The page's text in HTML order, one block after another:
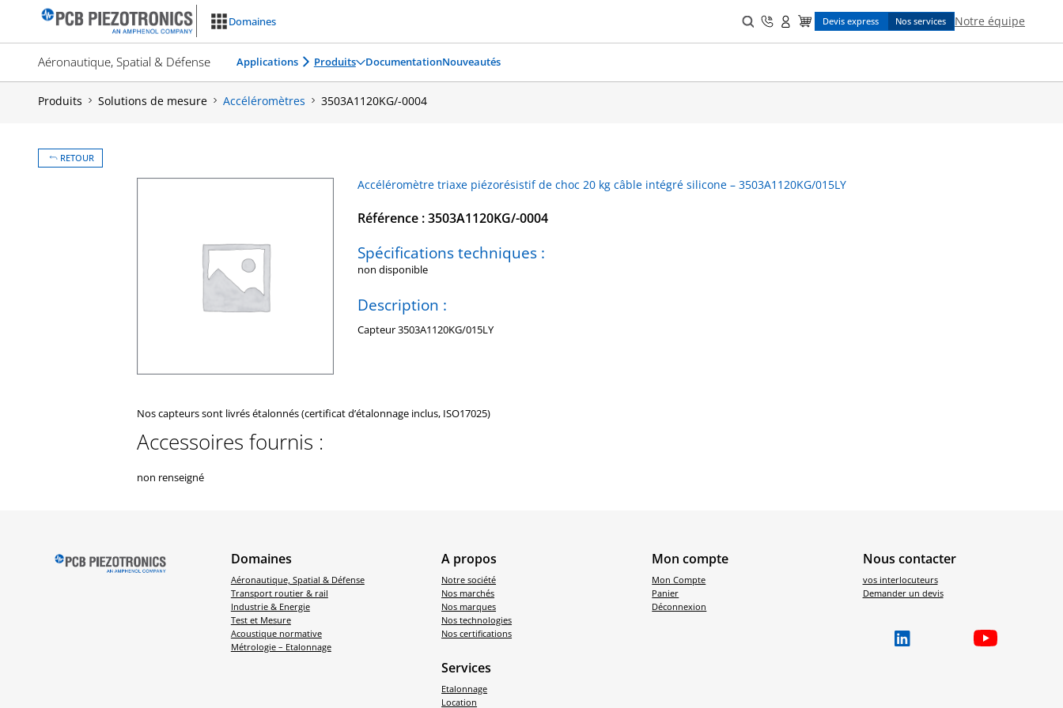
Domaines
Search
for:
Devis express Nos services Notre équipe
Aéronautique, Spatial & Défense Applications Produits DocumentationNouveautés
Produits Solutions de mesure Accéléromètres 3503A1120KG/-0004
RETOUR
Accéléromètre triaxe piézorésistif de choc 20 kg câble intégré silicone – 3503A1120KG/015LY
Référence : 3503A1120KG/-0004
Spécifications techniques :
non disponible
Description :
Capteur 3503A1120KG/015LY
Nos capteurs sont livrés étalonnés (certificat d’étalonnage inclus, ISO17025)
Accessoires fournis :
non renseigné
Domaines
Aéronautique, Spatial & Défense
Transport routier & rail
Industrie & Energie
Test et Mesure
Acoustique normative
Métrologie – Etalonnage
A propos
Notre société
Nos marchés
Nos marques
Nos technologies
Nos certifications
Services
Etalonnage
Location
Mon compte
Mon Compte
Panier
Déconnexion
Nous contacter
vos interlocuteurs
Demander un devis